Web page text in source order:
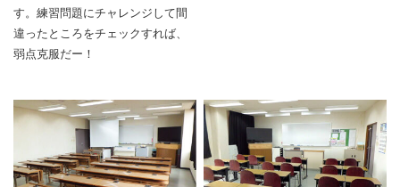
す。練習問題にチャレンジして間
違ったところをチェックすれば、
弱点克服だー！